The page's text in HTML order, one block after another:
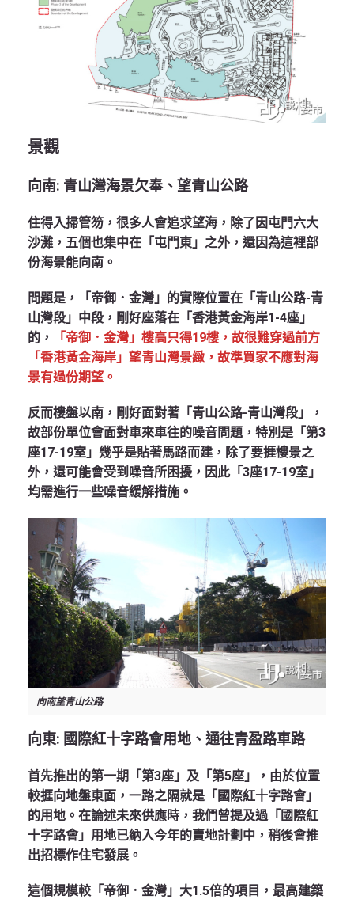
景觀
向南: 青山灣海景欠奉、望青山公路
住得入掃管笏，很多人會追求望海，除了因屯門六大
沙灘，五個也集中在「屯門東」之外，還因為這裡部
份海景能向南。
問題是，「帝御．金灣」的實際位置在「青山公路-青
山灣段」中段，剛好座落在「香港黃金海岸1-4座」
的，
「帝御．金灣」樓高只得19樓，故很難穿過前方
「香港黃金海岸」望青山灣景緻，故準買家不應對海
景有過份期望。
反而樓盤以南，剛好面對著「青山公路-青山灣段」，
故部份單位會面對車來車往的噪音問題，特別是「第3
座17-19室」幾乎是貼著馬路而建，除了要捱樓景之
外，還可能會受到噪音所困擾，因此「3座17-19室」
均需進行一些噪音緩解措施。
向南望青山公路
向東: 國際紅十字路會用地、通往青盈路車路
首先推出的第一期「第3座」及「第5座」，由於位置
較捱向地盤東面，一路之隔就是「國際紅十字路會」
的用地。在論述未來供應時，我們曾提及過「國際紅
十字路會」用地已納入今年的賣地計劃中，稍後會推
出招標作住宅發展。
這個規模較「帝御．金灣」大1.5倍的項目，最高建築